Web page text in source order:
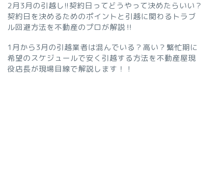
2月3月の引越し!!契約日ってどうやって決めたらいい？
契約日を決めるためのポイントと引越に関わるトラブ
ル回避方法を不動産のプロが解説‼︎
1月から3月の引越業者は混んでいる？高い？繁忙期に
希望のスケジュールで安く引越する方法を不動産屋現
役店長が現場目線で解説します！！